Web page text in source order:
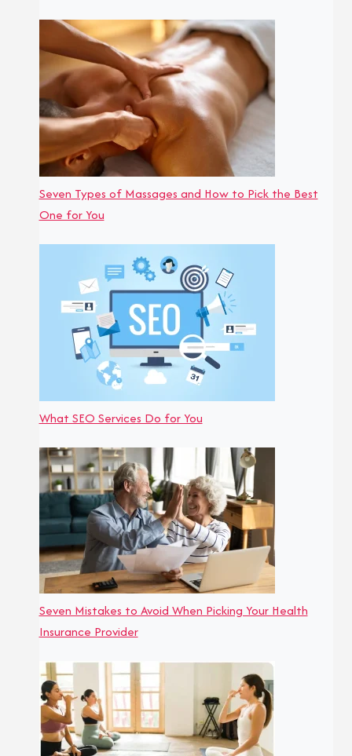
Seven Types of Massages and How to Pick the Best
One for You
What SEO Services Do for You
Seven Mistakes to Avoid When Picking Your Health
Insurance Provider